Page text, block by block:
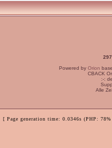
Powered by Orion
CBACK
:-:
Alle
[ Page generation time: 0.0346s (PHP: